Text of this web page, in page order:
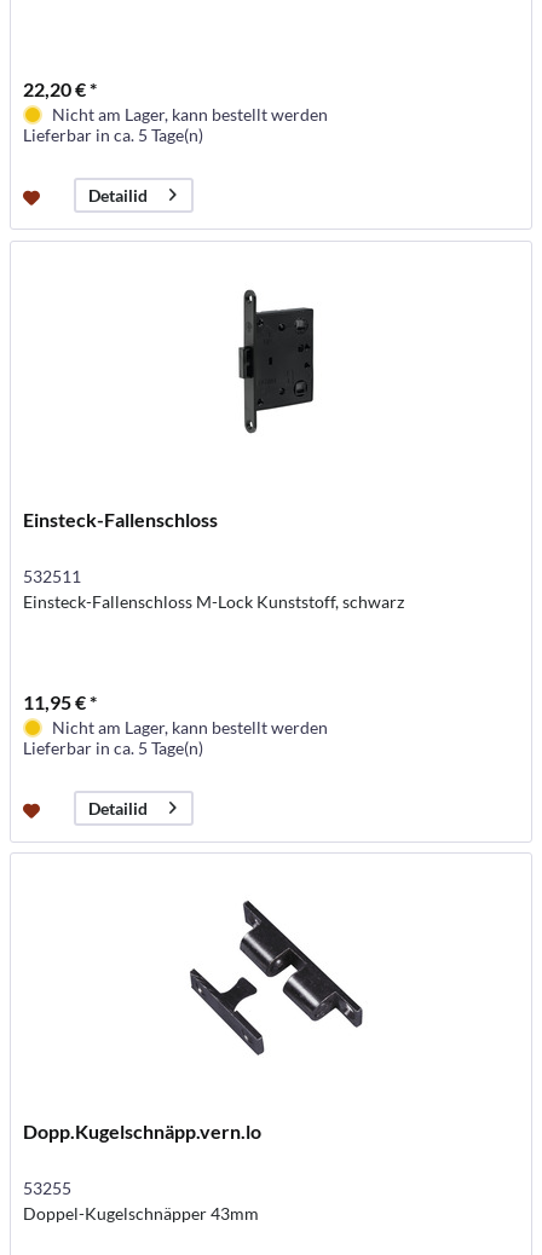
22,20 € *
Nicht am Lager, kann bestellt werden
Lieferbar in ca. 5 Tage(n)
Detailid
Einsteck-Fallenschloss
532511
Einsteck-Fallenschloss M-Lock Kunststoff, schwarz
11,95 € *
Nicht am Lager, kann bestellt werden
Lieferbar in ca. 5 Tage(n)
Detailid
Dopp.Kugelschnäpp.vern.lo
53255
Doppel-Kugelschnäpper 43mm